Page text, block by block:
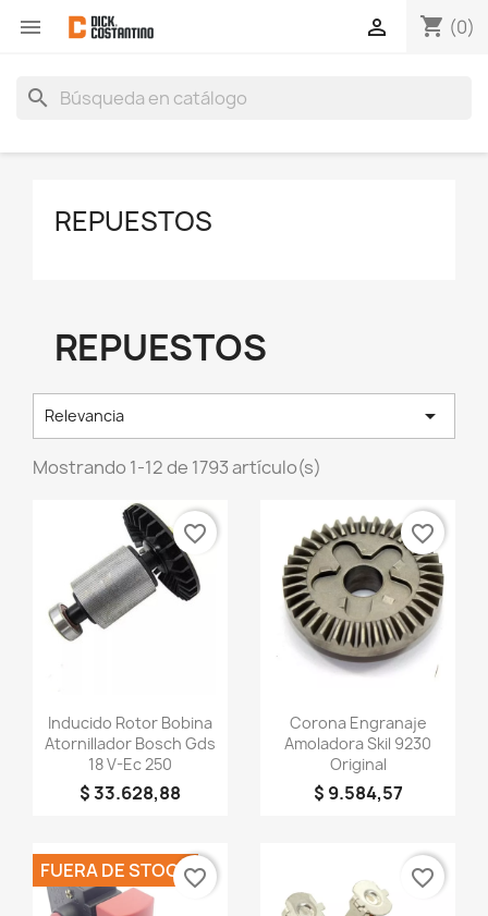
 shopping_cart (0)

search
REPUESTOS
REPUESTOS
Relevancia 
Mostrando 1-12 de 1793 artículo(s)
Vista rápida
Inducido Rotor Bobina
Atornillador Bosch Gds
18 V-Ec 250
$ 33.628,88
favorite_border
Vista rápida
Corona Engranaje
Amoladora Skil 9230
Original
$ 9.584,57
favorite_border
FUERA DE STOCKfavorite_border favorite_border